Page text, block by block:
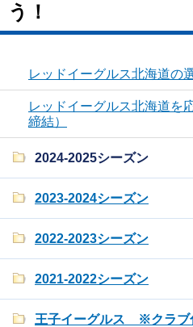
う！
レッドイーグルス北海道の
レッドイーグルス北海道を
締結）
2024-2025シーズン
2023-2024シーズン
2022-2023シーズン
2021-2022シーズン
王子イーグルス ※クラブ